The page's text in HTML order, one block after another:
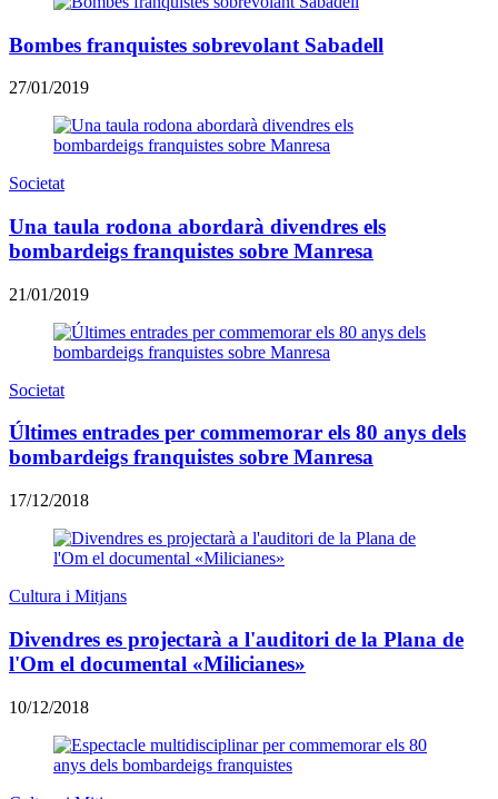
Bombes franquistes sobrevolant Sabadell
27/01/2019
Societat
Una taula rodona abordarà divendres els
bombardeigs franquistes sobre Manresa
21/01/2019
Societat
Últimes entrades per commemorar els 80 anys dels
bombardeigs franquistes sobre Manresa
17/12/2018
Cultura i Mitjans
Divendres es projectarà a l'auditori de la Plana de
l'Om el documental «Milicianes»
10/12/2018